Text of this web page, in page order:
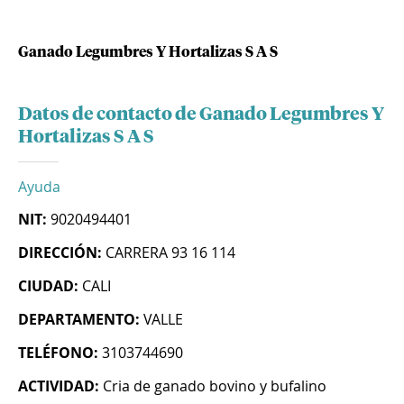
Ganado Legumbres Y Hortalizas S A S
Datos de contacto de Ganado Legumbres Y
Hortalizas S A S
Ayuda
NIT: 9020494401
DIRECCIÓN: CARRERA 93 16 114
CIUDAD: CALI
DEPARTAMENTO: VALLE
TELÉFONO: 3103744690
ACTIVIDAD: Cria de ganado bovino y bufalino